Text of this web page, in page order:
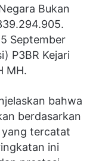
Bukan
September
P3BR Kejari
MH.
bahwa
berdasarkan
yang tercatat
ini